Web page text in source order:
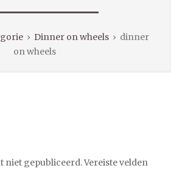
› Dinner on wheels› dinner
on wheels
niet gepubliceerd.Vereiste velden